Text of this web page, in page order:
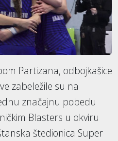
Partizana, odbojkašice
zabeležile su na
značajnu pobedu
Blasters u okviru
štedionica Super